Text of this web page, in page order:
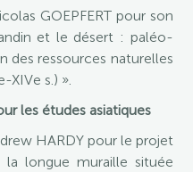
GOEPFERT pour son
et le désert : paléo-
des ressources naturelles
XIVe s.) ».
les études asiatiques
HARDY pour le projet
la longue muraille située